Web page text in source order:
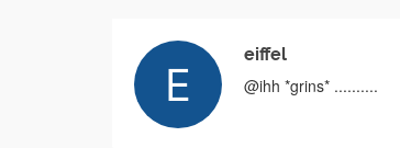
eiffel
@ihh *grins* ..........